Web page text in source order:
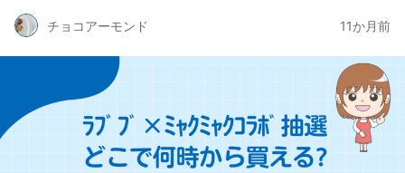
チョコアーモンド 11か月前